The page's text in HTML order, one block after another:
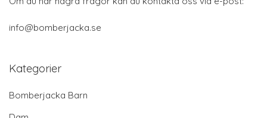
info@bomberjacka.se
Kategorier
Bomberjacka Barn